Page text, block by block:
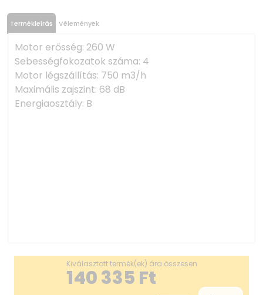
Termékleírás Vélemények
Motor erősség: 260 W
Sebességfokozatok száma: 4
Motor légszállítás: 750 m3/h
Maximális zajszint: 68 dB
Energiaosztály: B
Kiválasztott termék(ek) ára összesen
140 335 Ft